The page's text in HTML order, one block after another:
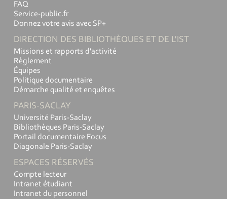
FAQ
Service-public.fr
Donnez votre avis avec SP+
DIRECTION DES BIBLIOTHÈQUES ET DE L'IST
Missions et rapports d'activité
Règlement
Équipes
Politique documentaire
Démarche qualité et enquêtes
PARIS-SACLAY
Université Paris-Saclay
Bibliothèques Paris-Saclay
Portail documentaire Focus
Diagonale Paris-Saclay
ESPACES RÉSERVÉS
Compte lecteur
Intranet étudiant
Intranet du personnel